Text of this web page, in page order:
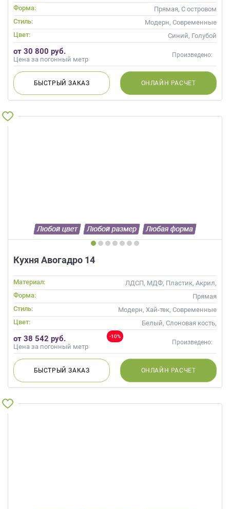
Глянцевые
Форма:
Прямая, С островом
Стиль:
Модерн, Современные
Цвет:
Синий, Голубой
от 30 800 руб.
Цена за погонный метр
Произведено:
БЫСТРЫЙЗАКАЗ ОНЛАЙН РАСЧЕТ
Кухня Авогадро 14
Материал:
ЛДСП, МДФ, Пластик, Акрил,
Пленка, Alvic / УФ лак, Эмаль,
Шпон
Форма:
Прямая
Стиль:
Модерн, Хай-тек, Современные
Цвет:
Белый, Слоновая кость,
Кремовый, Коричневый,
Капучино, Белый верх темный
-10%
от 38 542 руб.
Цена за погонный метр
Произведено:
БЫСТРЫЙЗАКАЗ ОНЛАЙН РАСЧЕТ